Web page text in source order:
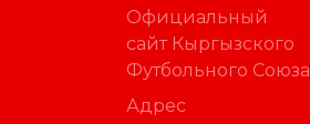
Официальный
сайт Кыргызского
Футбольного Союза
Адрес